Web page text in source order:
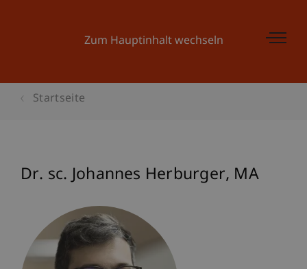
Zum Hauptinhalt wechseln
Startseite
Dr. sc. Johannes Herburger MA